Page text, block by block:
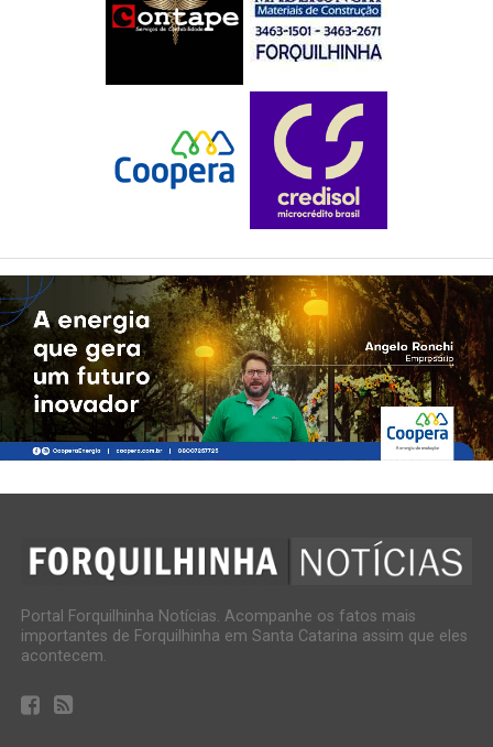
Portal Forquilhinha Notícias. Acompanhe os fatos mais
importantes de Forquilhinha em Santa Catarina assim que eles
acontecem.